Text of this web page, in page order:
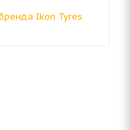
Ikon Tyres